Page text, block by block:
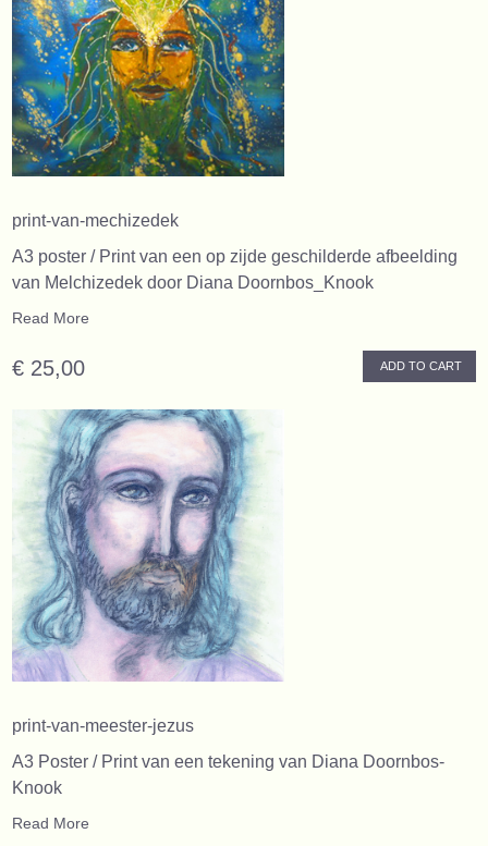
print-van-mechizedek
A3 poster / Print van een op zijde geschilderde afbeelding
van Melchizedek door Diana Doornbos_Knook
Read More
€ 25,00 ADD TO CART
print-van-meester-jezus
A3 Poster / Print van een tekening van Diana Doornbos-
Knook
Read More